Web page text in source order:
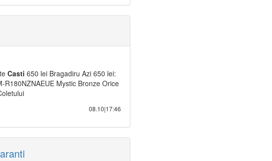
Casti 650 lei Bragadiru Azi 650 lei:
R180NZNAEUE Mystic Bronze Orice
08.10|17:46